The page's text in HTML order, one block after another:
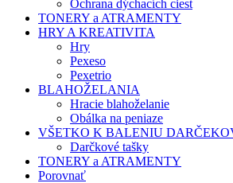
Ochrana dýchacích ciest
TONERY a ATRAMENTY
HRY A KREATIVITA
Hry
Pexeso
Pexetrio
BLAHOŽELANIA
Hracie blahoželanie
Obálka na peniaze
VŠETKO K BALENIU
Darčkové tašky
TONERY a ATRAMENTY
Porovnať